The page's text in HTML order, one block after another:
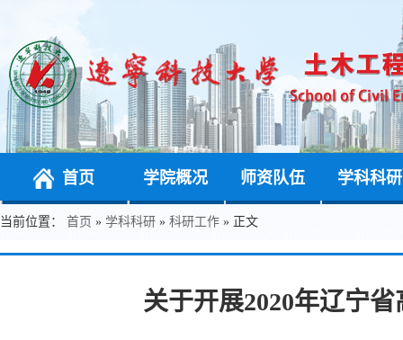
首页 学院概况 师资队伍 学科科研
当前位置： 首页 » 学科科研 » 科研工作 » 正文
关于开展2020年辽宁